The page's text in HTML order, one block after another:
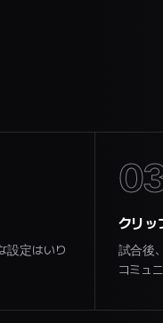
設定はいり
クリッ
試合後
コミュ